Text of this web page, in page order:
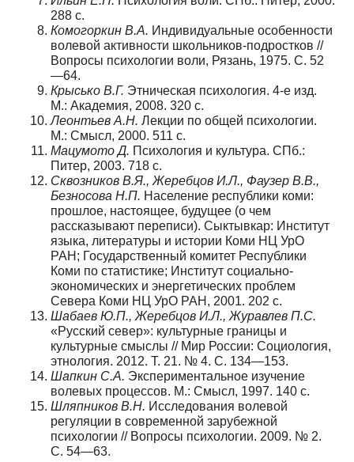
288 c.
Комогоркин В.А. Индивидуальные особенности
волевой активности школьников-подростков //
Вопросы психологии воли, Рязань, 1975. С. 52
—64.
Крысько В.Г. Этническая психология. 4-е изд.
М.: Академия, 2008. 320 с.
Леонтьев А.Н. Лекции по общей психологии.
М.: Смысл, 2000. 511 с.
Мацумото Д. Психология и культура. СПб.:
Питер, 2003. 718 с.
Сквозников В.Я., Жеребцов И.Л., Фаузер В.В.,
Безносова Н.П. Население республики коми:
прошлое, настоящее, будущее (о чем
рассказывают переписи). Сыктывкар: Институт
языка, литературы и истории Коми НЦ УрО
РАН; Государственный комитет Республики
Коми по статистике; Институт социально-
экономических и энергетических проблем
Севера Коми НЦ УрО РАН, 2001. 202 с.
Шабаев Ю.П., Жеребцов И.Л., Журавлев П.С.
«Русский север»: культурные границы и
культурные смыслы // Мир России: Социология,
этнология. 2012. Т. 21. № 4. С. 134—153.
Шапкин С.А. Экспериментальное изучение
волевых процессов. М.: Смысл, 1997. 140 c.
Шляпников В.Н. Исследования волевой
регуляции в современной зарубежной
психологии // Вопросы психологии. 2009. № 2.
С. 54—63.